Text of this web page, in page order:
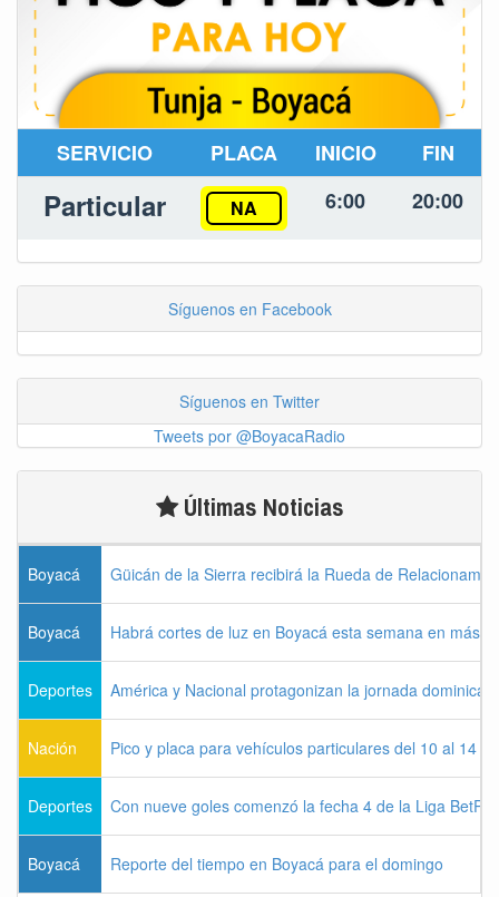
SERVICIO PLACA INICIO FIN
Particular NA 6:00 20:00
Síguenos en Facebook
Síguenos en Twitter
Tweets por @BoyacaRadio
Últimas Noticias
Boyacá Güicán de la Sierra recibirá la Rueda de
Boyacá Habrá cortes de luz en Boyacá esta semana en más
Deportes América y Nacional protagonizan la jornada dominical
Nación Pico y placa para vehículos particulares del 10 al 14
Deportes Con nueve goles comenzó la fecha 4 de la Liga
Boyacá Reporte del tiempo en Boyacá para el domingo